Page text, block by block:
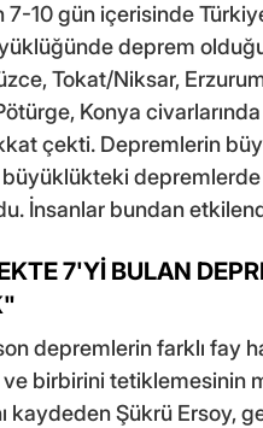
7-10 gün içerisinde
deprem
Tokat/Niksar,
Konya
çekti. Depremlerin
büyüklükteki
İnsanlar bundan
7'Yİ BULAN
depremlerin farklı fay
birbirini tetiklemesinin
kaydeden Şükrü Ersoy,